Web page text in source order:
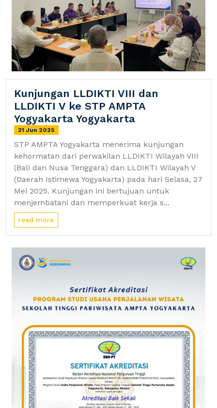
Kunjungan LLDIKTI VIII dan
LLDIKTI V ke STP AMPTA
Yogyakarta Yogyakarta
21 Jun 2025
STP AMPTA Yogyakarta menerima kunjungan
kehormatan dari perwakilan LLDIKTI Wilayah VIII
(Bali dan Nusa Tenggara) dan LLDIKTI Wilayah V
(Daerah Istimewa Yogyakarta) pada hari Selasa, 27
Mei 2025. Kunjungan ini bertujuan untuk
menjembatani dan memperkuat kerja s...
read more